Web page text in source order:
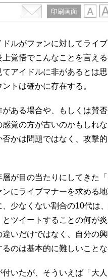
印刷画面
ルがファンに対してライ
覚悟でこんなことを言え
てアイドルに非があるとは
トは確かに存在する。
ある場合や、もしくは賛
覚の方が古いのかもしれ
否かは問題ではなく、攻撃
が目の当たりにしてきた
にライブマナーを求める
、少なくない割合の10代は
ツイートすることの何が
いだけではなく、自分の
のは基本的に難しいことな
いたが、そういえば「大